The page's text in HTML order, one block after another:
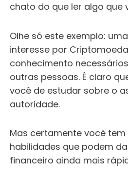
chato do que ler algo que
Olhe só este exemplo:
interesse por
conhecimento
outras pessoas. É claro
você de estudar sobre o
autoridade.
Mas certamente você
habilidades que podem
financeiro ainda mais